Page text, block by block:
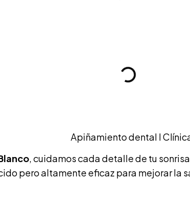
Apiñamiento dental I
, cuidamos cada detalle de tu
pero altamente eficaz para mejorar la